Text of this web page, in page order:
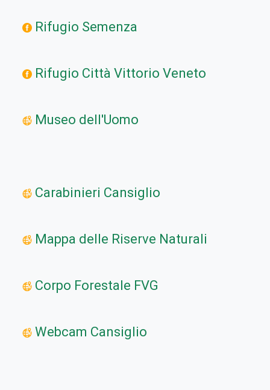
Rifugio Semenza
Rifugio Città Vittorio Veneto
Museo dell'Uomo
Carabinieri Cansiglio
Mappa delle Riserve Naturali
Corpo Forestale FVG
Webcam Cansiglio